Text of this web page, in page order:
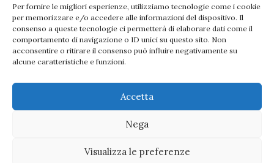
Per fornire le migliori esperienze, utilizziamo tecnologie come i cookie
per memorizzare e/o accedere alle informazioni del dispositivo. Il
consenso a queste tecnologie ci permetterà di elaborare dati come il
comportamento di navigazione o ID unici su questo sito. Non
acconsentire o ritirare il consenso può influire negativamente su
alcune caratteristiche e funzioni.
Accetta
Nega
Visualizza le preferenze